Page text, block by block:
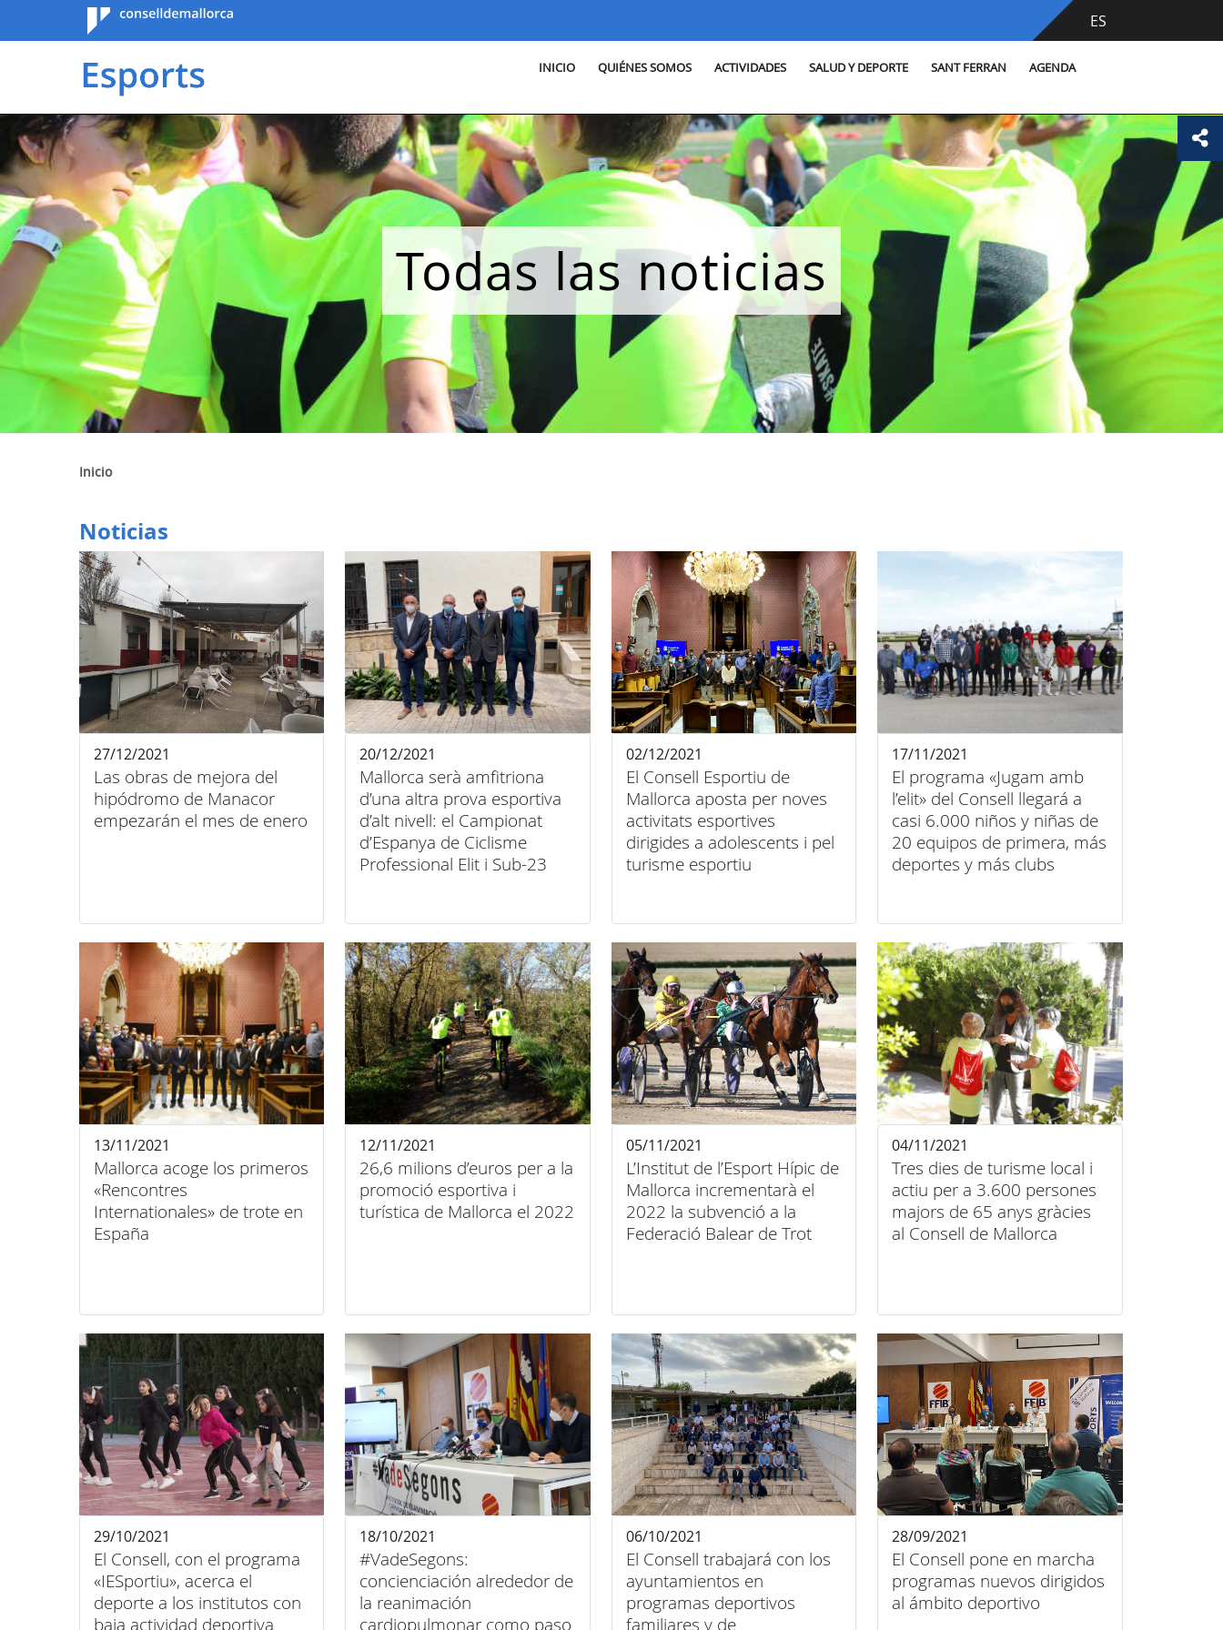
Consell de
Mallorca
ES
INICIO QUIÉNES SOMOS ACTIVIDADES SALUD Y DEPORTE SANT FERRAN AGENDA
Todas las noticias
Inicio
Noticias
Las obras de mejora del
hipódromo de Manacor
empezarán el mes de enero
27/12/2021
Mallorca serà amfitriona
d’una altra prova esportiva
d’alt nivell: el Campionat
d’Espanya de Ciclisme
Professional Elit i Sub-23
20/12/2021
El Consell Esportiu de
Mallorca aposta per noves
activitats esportives
dirigides a adolescents i pel
turisme esportiu
02/12/2021
El programa «Jugam amb
l’elit» del Consell llegará a
casi 6.000 niños y niñas de
20 equipos de primera, más
deportes y más clubs
17/11/2021
Mallorca acoge los primeros
«Rencontres
Internationales» de trote en
España
13/11/2021
26,6 milions d’euros per a la
promoció esportiva i
turística de Mallorca el 2022
12/11/2021
L’Institut de l’Esport Hípic de
Mallorca incrementarà el
2022 la subvenció a la
Federació Balear de Trot
05/11/2021
Tres dies de turisme local i
actiu per a 3.600 persones
majors de 65 anys gràcies
al Consell de Mallorca
04/11/2021
El Consell, con el programa
«IESportiu», acerca el
deporte a los institutos con
baja actividad deportiva
29/10/2021
#VadeSegons:
concienciación alrededor de
la reanimación
cardiopulmonar como paso
18/10/2021
El Consell trabajará con los
ayuntamientos en
programas deportivos
familiares y de
06/10/2021
El Consell pone en marcha
programas nuevos dirigidos
al ámbito deportivo
28/09/2021